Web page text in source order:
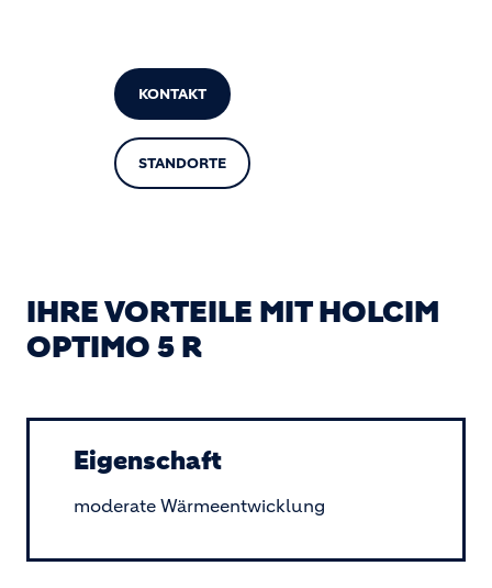
KONTAKT
STANDORTE
IHRE VORTEILE MIT HOLCIM
OPTIMO 5 R
Eigenschaft
moderate Wärmeentwicklung